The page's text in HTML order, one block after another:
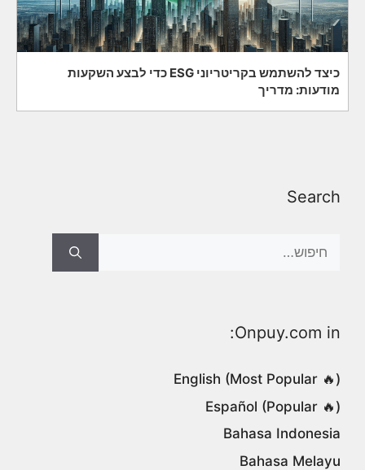
כיצד להשתמש בקריטריוני ESG כדי לבצע השקעות
מודעות: מדריך
Search
Onpuy.com in:
English (Most Popular 🔥)
Español (Popular 🔥)
Bahasa Indonesia
Bahasa Melayu